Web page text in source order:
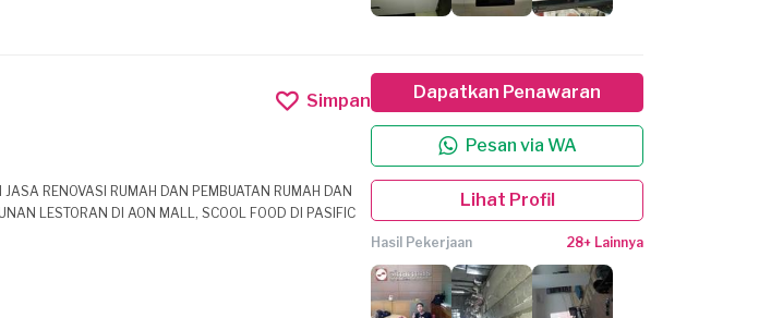
Simpan
RENOVASI RUMAH DAN PEMBUATAN RUMAH DAN
Dapatkan Penawaran
Pesan via WA
Lihat Profil
Hasil Pekerjaan 28+ Lainnya